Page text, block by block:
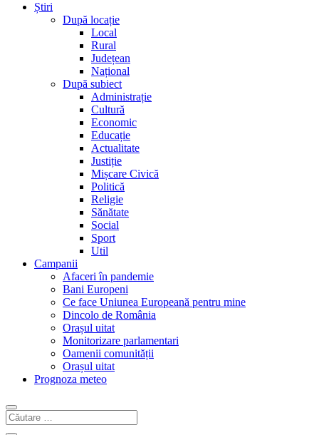
Știri
După locație
Local
Rural
Județean
Național
După subiect
Administrație
Cultură
Economic
Educație
Actualitate
Justiție
Mișcare Civică
Politică
Religie
Sănătate
Social
Sport
Util
Campanii
Afaceri în pandemie
Bani Europeni
Ce face Uniunea Europeană pentru mine
Dincolo de România
Orașul uitat
Monitorizare parlamentari
Oamenii comunității
Orașul uitat
Prognoza meteo